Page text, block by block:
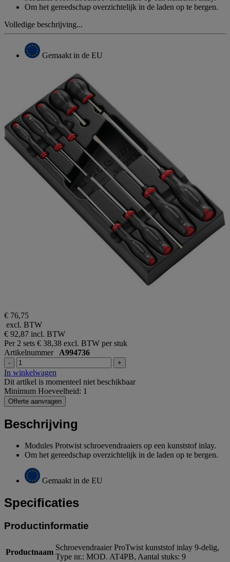
Om het gereedschap overzichtelijk in de laden op te bergen.
Volledige beschrijving...
Gemaakt in de EU
€ 76,75
excl. BTW
€ 92,87 incl. BTW
Per 2 sets € 38,38 excl. BTW per stuk
Artikelnummer A994736
- +
In winkelwagen
Dit artikel is momenteel niet beschikbaar
Minimum Hoeveelheid: 1
Offerte aanvragen
Beschrijving
Modules Protwist schroevendraaiers op een kunststof inlay.
Om het gereedschap overzichtelijk in de laden op te bergen.
Gemaakt in de EU
Specificaties
Productinformatie
Productnaam
Schroevendraaier ProTwist kunststof inlay 9-delig,
Type nr.: MOD. AT4PB, Aantal stuks: 9